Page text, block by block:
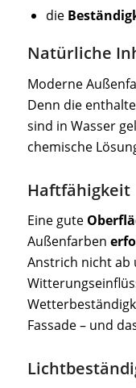
die
Natürliche
Moderne
Denn die
sind in Wasser
chemische
Haftfähigkeit
Eine gute
Außenfarben
Anstrich nicht ab
Fassade – und